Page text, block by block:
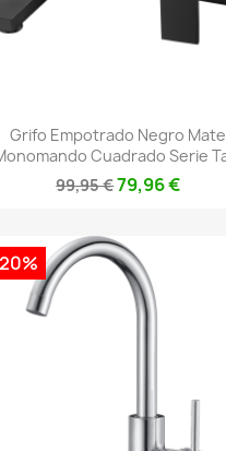
Vista rápida
Grifo Empotrado Negro Mate
Cuadrado Serie
99,95 €79,96 €